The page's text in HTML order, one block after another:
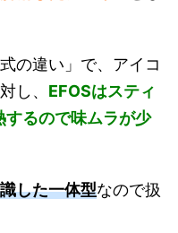
の違い」で、アイコ
し、 EFOSはスティ
するので味ムラが少
した一体型なので扱